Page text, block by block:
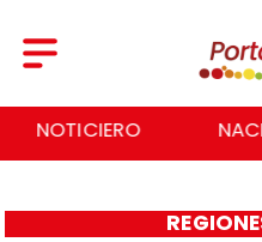
NACIONAL